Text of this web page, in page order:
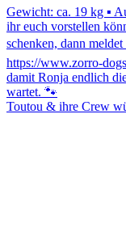
Toutou & ihre Crew